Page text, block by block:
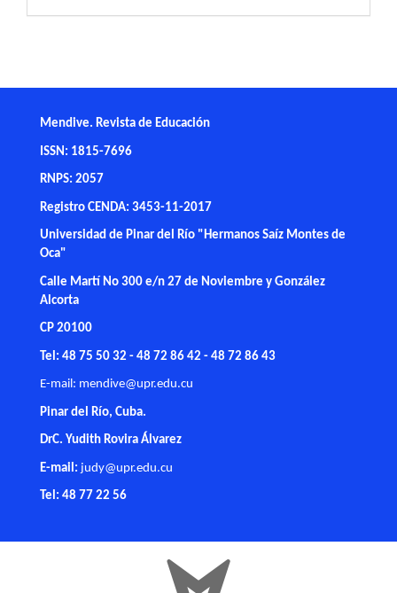
Mendive. Revista de Educación
ISSN: 1815-7696
RNPS: 2057
Registro CENDA: 3453-11-2017
Universidad de Pinar del Río "Hermanos Saíz Montes de
Oca"
Calle Martí No 300 e/n 27 de Noviembre y González
Alcorta
CP 20100
Tel: 48 75 50 32 - 48 72 86 42 - 48 72 86 43
E-mail: mendive@upr.edu.cu
Pinar del Río, Cuba.
DrC. Yudith Rovira Álvarez
E-mail: judy@upr.edu.cu
Tel: 48 77 22 56